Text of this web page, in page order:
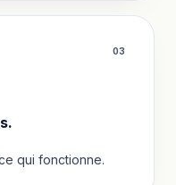
03
qui fonctionne.